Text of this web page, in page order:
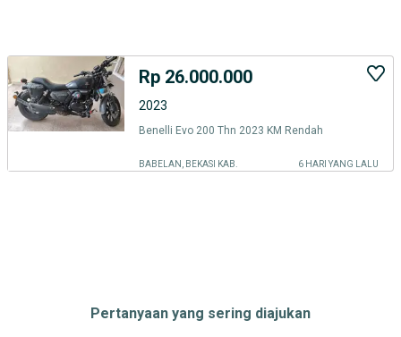
Rp 26.000.000
2023
Benelli Evo 200 Thn 2023 KM Rendah
BABELAN, BEKASI KAB. 6 HARI YANG LALU
Pertanyaan yang sering diajukan